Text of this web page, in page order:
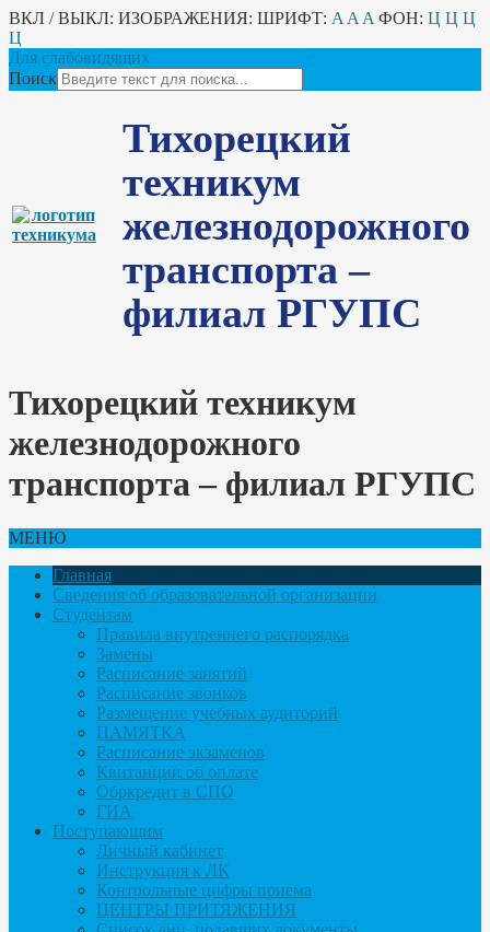
ВКЛ / ВЫКЛ: ИЗОБРАЖЕНИЯ: ШРИФТ: A A A ФОН: Ц Ц Ц
Ц
Для слабовидящих
Поиск
Тихорецкий
техникум
железнодорожного
транспорта –
филиал РГУПС
Тихорецкий техникум
железнодорожного
транспорта – филиал РГУПС
МЕНЮ
Главная
Сведения об образовательной организации
Студентам
Правила внутреннего распорядка
Замены
Расписание занятий
Расписание звонков
Размещение учебных аудиторий
ПАМЯТКА
Расписание экзаменов
Квитанции об оплате
Обркредит в СПО
ГИА
Поступающим
Личный кабинет
Инструкция к ЛК
Контрольные цифры приема
ЦЕНТРЫ ПРИТЯЖЕНИЯ